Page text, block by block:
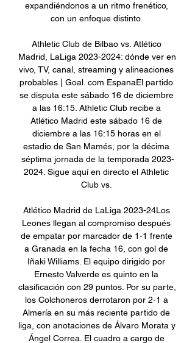
expandiéndonos a un ritmo frenético,
con un enfoque distinto.
Athletic Club de Bilbao vs. Atlético
Madrid, LaLiga 2023-2024: dónde ver en
vivo, TV, canal, streaming y alineaciones
probables | Goal. com EspanaEl partido
se disputa este sábado 16 de diciembre
a las 16:15. Athletic Club recibe a
Atlético Madrid este sábado 16 de
diciembre a las 16:15 horas en el
estadio de San Mamés, por la décima
séptima jornada de la temporada 2023-
2024. Sigue aquí en directo el Athletic
Club vs.
Atlético Madrid de LaLiga 2023-24Los
Leones llegan al compromiso después
de empatar por marcador de 1-1 frente
a Granada en la fecha 16, con gol de
Iñaki Williams. El equipo dirigido por
Ernesto Valverde es quinto en la
clasificación con 29 puntos. Por su parte,
los Colchoneros derrotaron por 2-1 a
Almería en su más reciente partido de
liga, con anotaciones de Álvaro Morata y
Ángel Correa. El cuadro a cargo de